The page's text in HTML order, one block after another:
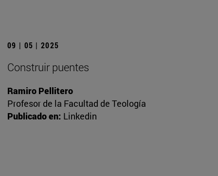
09 | 05 | 2025
Construir puentes
Ramiro Pellitero
Profesor de la Facultad de Teología
Publicado en: Linkedin